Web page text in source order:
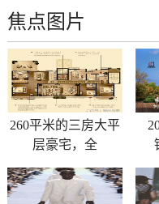
焦点图片
260平米的三房大平
层豪宅，全